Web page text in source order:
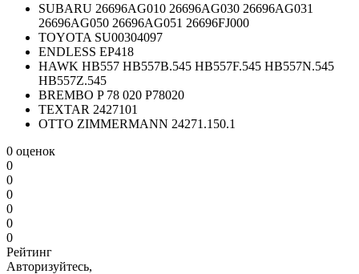
SUBARU 26696AG010 26696AG030 26696AG031
26696AG050 26696AG051 26696FJ000
TOYOTA SU00304097
ENDLESS EP418
HAWK HB557 HB557B.545 HB557F.545 HB557N.545
HB557Z.545
BREMBO P 78 020 P78020
TEXTAR 2427101
OTTO ZIMMERMANN 24271.150.1
0 оценок
0
0
0
0
0
0
Рейтинг
Авторизуйтесь,